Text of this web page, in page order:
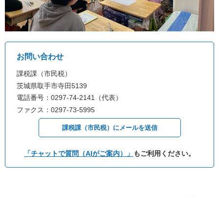
お問い合わせ
課税課（市民税）
茨城県取手市寺田5139
電話番号：0297-74-2141（代表）
ファクス：0297-73-5995
課税課（市民税）にメールを送信
「チャットで質問（AIがご案内）」 もご利用ください。